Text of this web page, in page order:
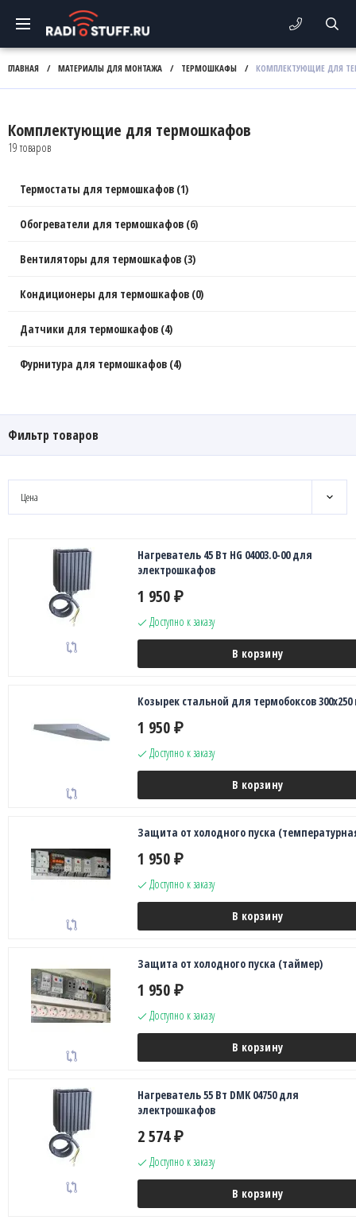
ГЛАВНАЯ / МАТЕРИАЛЫ ДЛЯ МОНТАЖА / ТЕРМОШКАФЫ / КОМПЛЕКТУЮЩИЕ ДЛЯ
Комплектующие для термошкафов
19 товаров
Термостаты для термошкафов (1)
Обогреватели для термошкафов (6)
Вентиляторы для термошкафов (3)
Кондиционеры для термошкафов (0)
Датчики для термошкафов (4)
Фурнитура для термошкафов (4)
Фильтр товаров
Цена
Нагреватель 45 Вт HG 04003.0-00 для
электрошкафов
1 950 ₽
Доступно к заказу
В корзину
Козырек стальной для термобоксов
1 950 ₽
Доступно к заказу
В корзину
Защита от холодного пуска
1 950 ₽
Доступно к заказу
В корзину
Защита от холодного пуска (таймер)
1 950 ₽
Доступно к заказу
В корзину
Нагреватель 55 Вт DMK 04750 для
электрошкафов
2 574 ₽
Доступно к заказу
В корзину